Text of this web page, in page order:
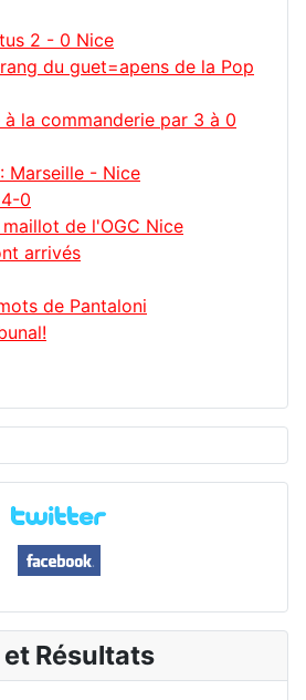
2 - 0 Nice
du guet=apens de la Pop
la commanderie par 3 à 0
Marseille - Nice
0
de l'OGC Nice
arrivés
de Pantaloni
Résultats